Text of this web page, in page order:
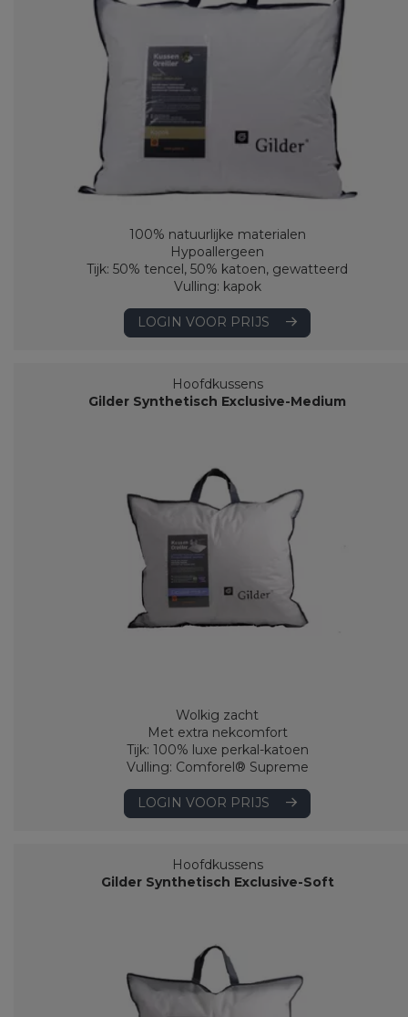
100% natuurlijke materialen
Hypoallergeen
Tijk: 50% tencel, 50% katoen, gewatteerd
Vulling: kapok
LOGIN VOOR PRIJS
Hoofdkussens
Gilder Synthetisch Exclusive-Medium
Wolkig zacht
Met extra nekcomfort
Tijk: 100% luxe perkal-katoen
Vulling: Comforel® Supreme
LOGIN VOOR PRIJS
Hoofdkussens
Gilder Synthetisch Exclusive-Soft